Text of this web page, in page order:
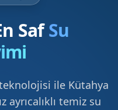
SafSu
ile Kütahya
ayrıcalıklı temiz su